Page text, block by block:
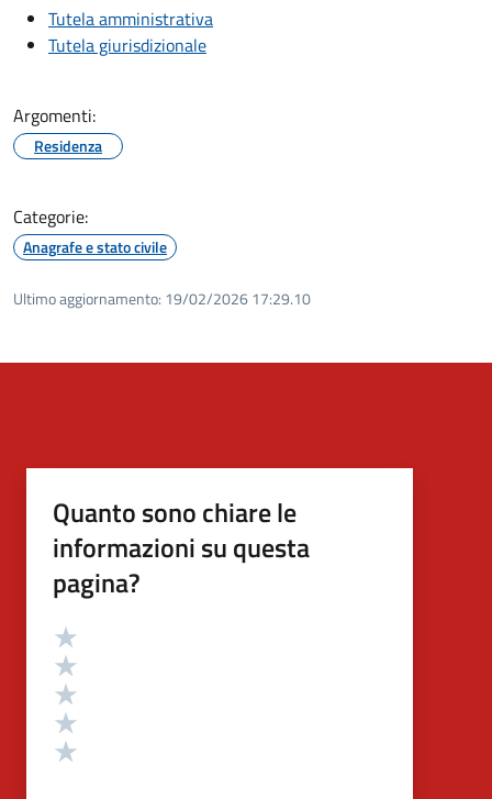
Tutela amministrativa
Tutela giurisdizionale
Argomenti:
Residenza
Categorie:
Anagrafe e stato civile
Ultimo aggiornamento: 19/02/2026 17:29.10
Quanto sono chiare le
informazioni su questa
pagina?
Valutazione